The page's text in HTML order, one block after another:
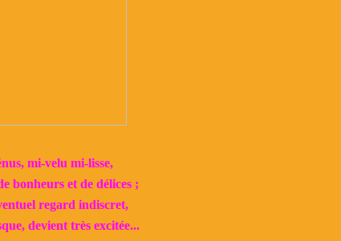
mi-velu mi-lisse,
bonheurs et de délices ;
regard indiscret,
devient très excitée...